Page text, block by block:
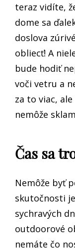
teraz vidíte,
dome sa
doslova
obliecť! A
bude hodiť
voči vetru a
za to viac,
nemôže
Čas sa
Nemôže byť
skutočnosti
sychravých
outdoorové
nemáte čo